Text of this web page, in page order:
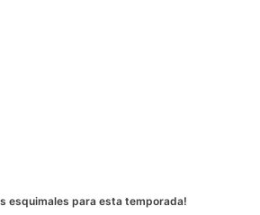
esquimales para esta temporada!